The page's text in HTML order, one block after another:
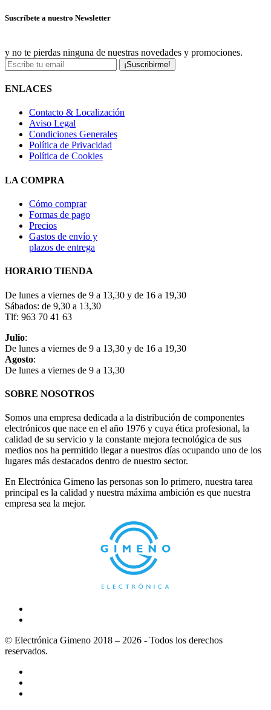
Suscríbete a nuestro Newsletter
y no te pierdas ninguna de nuestras novedades y promociones.
¡Suscribirme!
ENLACES
Contacto & Localización
Aviso Legal
Condiciones Generales
Política de Privacidad
Política de Cookies
LA COMPRA
Cómo comprar
Formas de pago
Precios
Gastos de envío y
plazos de entrega
HORARIO TIENDA
De lunes a viernes de 9 a 13,30 y de 16 a 19,30
Sábados: de 9,30 a 13,30
Tlf: 963 70 41 63
Julio:
De lunes a viernes de 9 a 13,30 y de 16 a 19,30
Agosto:
De lunes a viernes de 9 a 13,30
SOBRE NOSOTROS
Somos una empresa dedicada a la distribución de componentes
electrónicos que nace en el año 1976 y cuya ética profesional, la
calidad de su servicio y la constante mejora tecnológica de sus
medios nos ha permitido llegar a nuestros días ocupando uno de los
lugares más destacados dentro de nuestro sector.
En Electrónica Gimeno las personas son lo primero, nuestra tarea
principal es la calidad y nuestra máxima ambición es que nuestra
empresa sea la mejor.
© Electrónica Gimeno 2018 – 2026 - Todos los derechos
reservados.